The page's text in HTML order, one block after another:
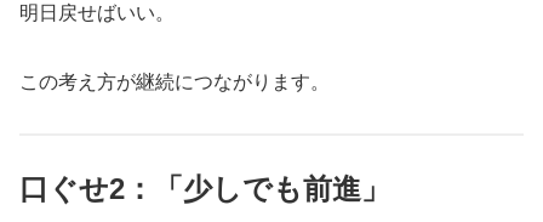
明日戻せばいい。
この考え方が継続につながります。
口ぐせ2：「少しでも前進」